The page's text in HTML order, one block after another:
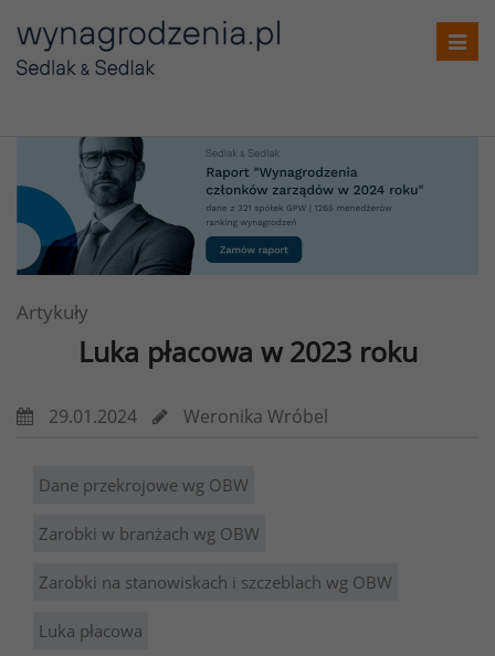
T
Artykuły
Luka płacowa w 2023 roku
29.01.2024 Weronika Wróbel
Dane przekrojowe wg OBW
Zarobki w branżach wg OBW
Zarobki na stanowiskach i szczeblach wg OBW
Luka płacowa